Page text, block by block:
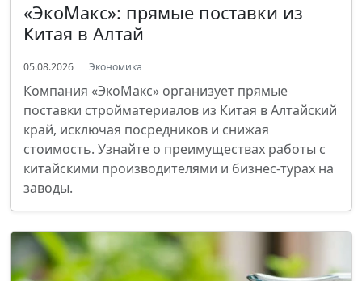
«ЭкоМакс»: прямые поставки из
Китая в Алтай
05.08.2026 Экономика
Компания «ЭкоМакс» организует прямые
поставки стройматериалов из Китая в Алтайский
край, исключая посредников и снижая
стоимость. Узнайте о преимуществах работы с
китайскими производителями и бизнес-турах на
заводы.